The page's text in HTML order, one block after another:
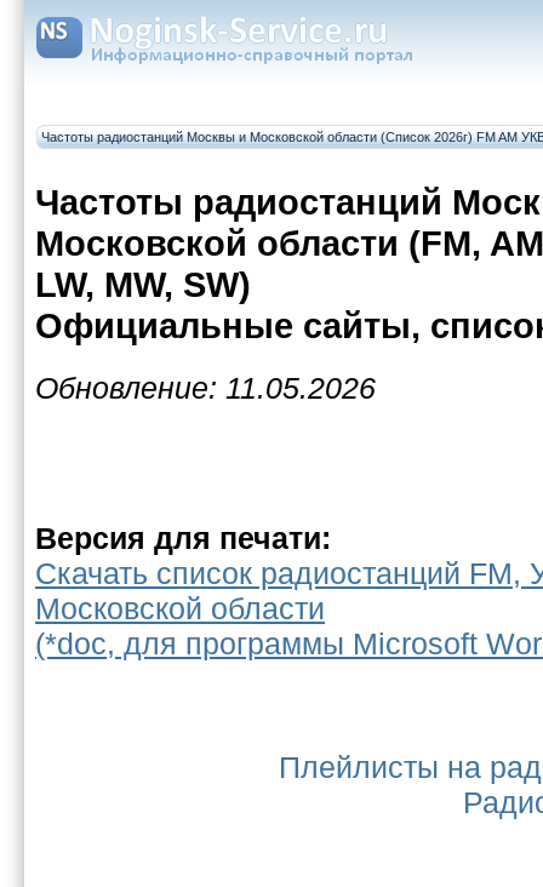
Частоты радиостанций Москвы и Московской области (Список 2026г) FM AM
Частоты радиостанций
Московской области (FM,
LW, MW, SW)
Официальные сайты,
Обновление: 11.05.2026
Версия для печати:
Скачать список радиостанций
Московской области
(*doc, для программы Microsoft
Плейлисты на